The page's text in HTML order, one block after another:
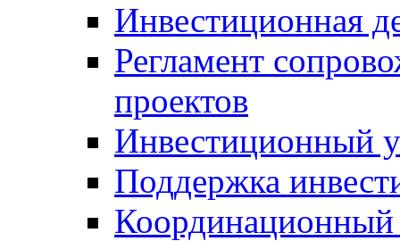
Инвестиционная
Регламент
проектов
Инвестиционный
Поддержка
Координационный